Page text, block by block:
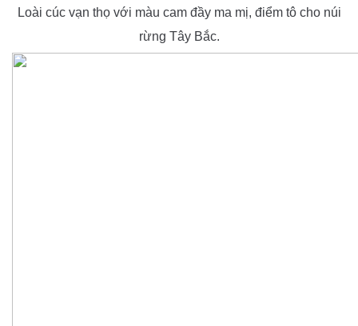
Loài cúc vạn thọ với màu cam đầy ma mị, điểm tô cho núi
rừng Tây Bắc.